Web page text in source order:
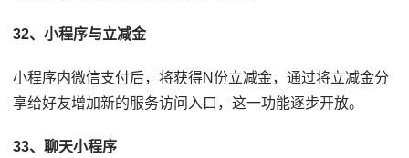
32、小程序与立减金
小程序内微信支付后，将获得N份立减金，通过将立减金分
享给好友增加新的服务访问入口，这一功能逐步开放。
33、聊天小程序